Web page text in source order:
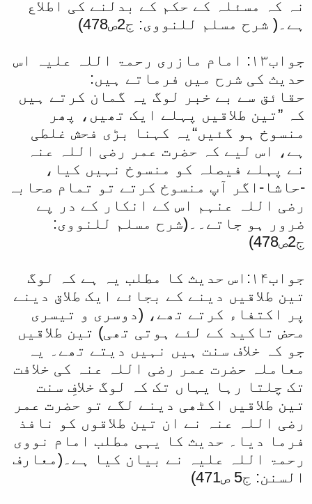
نہ کہ مسئلہ کے حکم کے بدلنے کی اطلاع
ہے۔( شرح مسلم للنووی: ج2ص478)
جواب۱۳: امام مازری رحمۃ اللہ علیہ اس
حدیث کی شرح میں فرماتے ہیں:
حقائق سے بے خبر لوگ یہ گمان کرتے ہیں
کہ ”تین طلاقیں پہلے ایک تھیں، پھر
منسوخ ہو گئیں“یہ کہنا بڑی فحش غلطی
ہے، اس لیے کہ حضرت عمر رضی اللہ عنہ
نے پہلے فیصلہ کو منسوخ نہیں کیا،
-حاشا-اگر آپ منسوخ کرتے تو تمام صحابہ
رضی اللہ عنہم اس کے انکار کے در پے
ضرور ہو جاتے۔۔(شرح مسلم للنووی:
ج2ص478)
جواب۱۴:اس حدیث کا مطلب یہ ہے کہ لوگ
تین طلاقیں دینے کے بجائے ایک طلاق دینے
پر اکتفاء کرتے تھے، (دوسری و تیسری
محض تاکید کے لئے ہوتی تھی) تین طلاقیں
جو کہ خلاف سنت ہیں نہیں دیتے تھے۔ یہ
معاملہ حضرت عمر رضی اللہ عنہ کی خلافت
تک چلتا رہا یہاں تک کہ لوگ خلافِ سنت
تین طلاقیں اکٹھی دینے لگے تو حضرت عمر
رضی اللہ عنہ نے ان تین طلاقوں کو نافذ
فرما دیا۔ حدیث کا یہی مطلب امام نووی
رحمۃ اللہ علیہ نے بیان کیا ہے۔(معارف
السنن: ج5 ص471)